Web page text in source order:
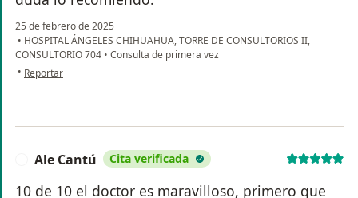
25 de febrero de 2025
• HOSPITAL ÁNGELES CHIHUAHUA, TORRE DE CONSULTORIOS II,
CONSULTORIO 704 • Consulta de primera vez
• en opinión del usuario DGP
Reportar
Ale Cantú Cita verificada
10 de 10 el doctor es maravilloso, primero que